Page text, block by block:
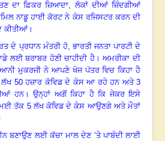
ਦਾ ਫ਼ਿਕਰ ਜ਼ਿਆਦਾ, ਲੋਕਾਂ ਦੀਆਂ ਜ਼ਿੰਦਗੀਆਂ
ਨਾਡੂ ਹਾਈ ਕੋਰਟ ਨੇ ਕੇਸ ਰਜਿਸਟਰ ਕਰਨ ਦੀ
ਕੀਤੀਆਂ।
ਦੇ ਪ੍ਰਧਾਨ ਮੰਤਰੀ ਹੋ, ਭਾਰਤੀ ਜਨਤਾ ਪਾਰਟੀ ਦੇ
ਲਈ ਬਰਾਬਰ ਹੋਣੀ ਚਾਹੀਦੀ ਹੈ। ਅਮਰੀਕਾ ਦੀ
ਮੁਕਰਜੀ ਨੇ ਆਪਣੇ ਖੋਜ ਪੱਤਰ ਵਿਚ ਕਿਹਾ ਹੈ
ਲੱਖ50 ਹਜ਼ਾਰ ਕੋਵਿਡ ਦੇ ਕੇਸ ਆ ਰਹੇ ਹਨ ਅਤੇ3
ਹਨ। ਉਨ੍ਹਾਂ ਅਗੋਂ ਕਿਹਾ ਹੈ ਕਿ ਜੇਕਰ ਇਸੇ
ਤੱਕ 5 ਲੱਖ ਕੋਵਿਡ ਦੇ ਕੇਸ ਆਉਣਗੇ ਅਤੇ ਮੌਤਾਂ
ਬਣਾਉਣ ਲਈ ਕੱਚਾ ਮਾਲ ਦੇਣ ’ਤੇ ਪਾਬੰਦੀ ਲਾਈ